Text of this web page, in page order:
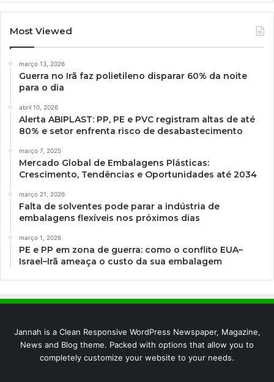
Most Viewed
março 13, 2026
Guerra no Irã faz polietileno disparar 60% da noite
para o dia
abril 10, 2026
Alerta ABIPLAST: PP, PE e PVC registram altas de até
80% e setor enfrenta risco de desabastecimento
março 7, 2025
Mercado Global de Embalagens Plásticas:
Crescimento, Tendências e Oportunidades até 2034
março 21, 2026
Falta de solventes pode parar a indústria de
embalagens flexíveis nos próximos dias
março 1, 2026
PE e PP em zona de guerra: como o conflito EUA–
Israel–Irã ameaça o custo da sua embalagem
Jannah is a Clean Responsive WordPress Newspaper, Magazine,
News and Blog theme. Packed with options that allow you to
completely customize your website to your needs.